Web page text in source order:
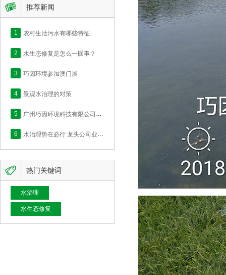
 推荐新闻
1 农村生活污水有哪些特征
2 水生态修复是怎么一回事？
3 巧因环境参加澳门展
4 景观水治理的对策
5 广州巧因环境科技有限公司网站正式上线！
6 水治理势在必行 龙头公司业绩快速释放
 热门关键词
水治理
水生态修复